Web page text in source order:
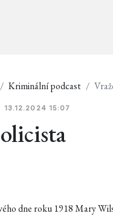
Kriminální podcast
13.12.2024 15:07
dne roku 1918 Mary